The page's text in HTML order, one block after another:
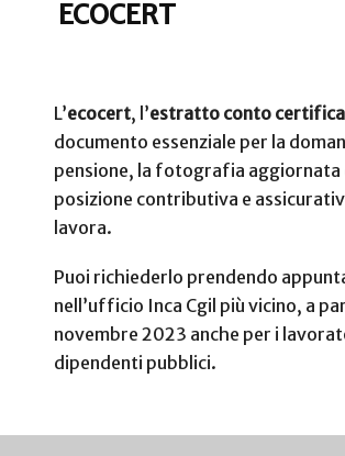
ECOCERT
L’ecocert, l’estratto conto
documento essenziale per la
pensione, la fotografia aggiornata
posizione contributiva e
lavora.
Puoi richiederlo prendendo
nell’ufficio Inca Cgil più vicino, a
novembre 2023 anche per i
dipendenti pubblici.